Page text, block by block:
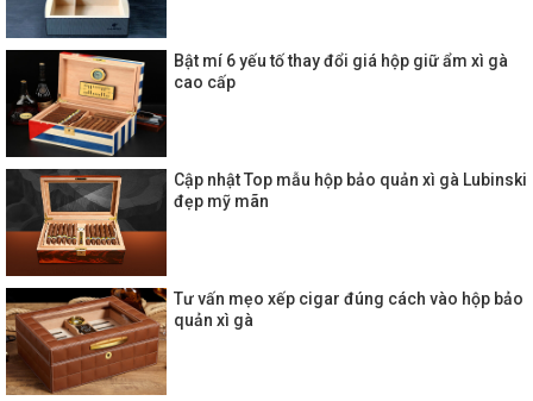
Bật mí 6 yếu tố thay đổi giá hộp giữ ẩm xì gà
cao cấp
Cập nhật Top mẫu hộp bảo quản xì gà Lubinski
đẹp mỹ mãn
Tư vấn mẹo xếp cigar đúng cách vào hộp bảo
quản xì gà